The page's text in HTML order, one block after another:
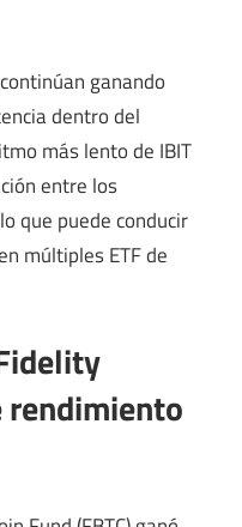
ganando
dentro del
más lento de IBIT
entre los
que puede conducir
múltiples ETF de